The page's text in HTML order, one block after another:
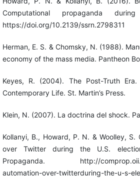
Computational propaganda
https://doi.org/10.2139/ssrn.2798311
Herman, E. S. & Chomsky, N. (1988).
economy of the mass media. Pantheon
Keyes, R. (2004). The Post-Truth
Contemporary Life. St. Martin’s Press.
Klein, N. (2007). La doctrina del shock.
Kollanyi, B., Howard, P. N. & Woolley,
over Twitter during the U.S.
Propaganda. http://
automation-over-twitterduring-the-u-s-